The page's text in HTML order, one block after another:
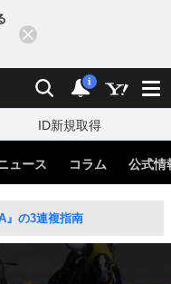
検索 通知
i
ID新規取得
ュース コラム 公式情
』の3連複指南